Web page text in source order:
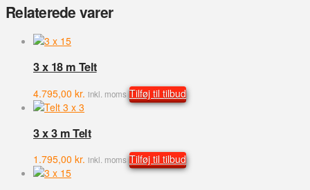
Relaterede varer
3 x 18 m Telt
4.795,00 kr. inkl. moms Tilføj til tilbud
3 x 3 m Telt
1.795,00 kr. inkl. moms Tilføj til tilbud